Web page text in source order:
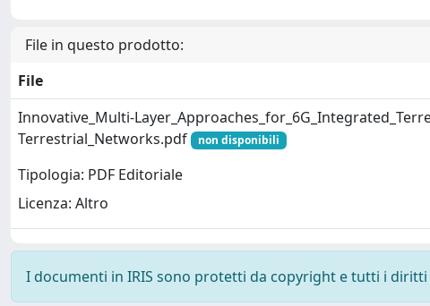
File in questo prodotto:
File
Innovative_Multi-
Terrestrial_Networks.pdf
non disponibili
Tipologia: PDF Editoriale
Licenza: Altro
I documenti in IRIS sono protetti da copyright e tutti i